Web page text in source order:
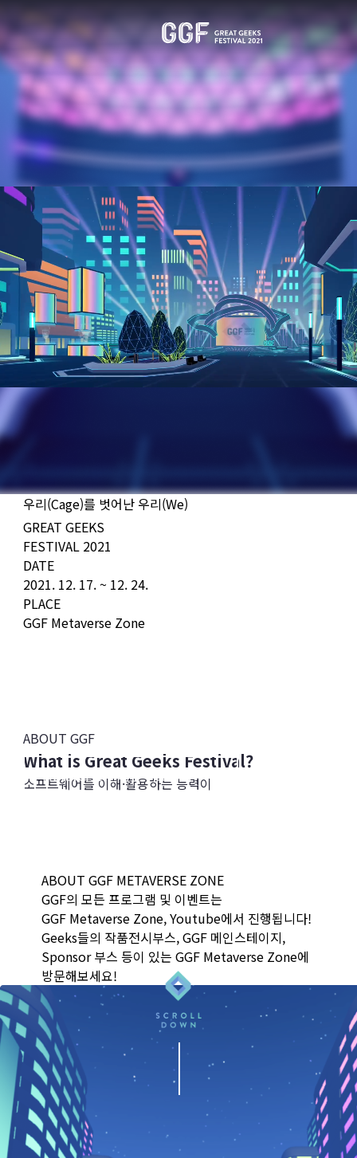
Metaverse 전시관 바로가기
우리(Cage)를 벗어난 우리(We)
GREAT GEEKS
FESTIVAL 2021
DATE
2021. 12. 17. ~ 12. 24.
PLACE
GGF Metaverse Zone
ABOUT GGF
What is Great Geeks Festival?
소프트웨어를 이해·활용하는 능력이
축제의 장입니다.
자신이 만든 작품을 소개하고 세상과 소통하는
창업가 경험을 해보세요!
GGF 2019 영상 보러가기
ABOUT GGF METAVERSE ZONE
GGF의 모든 프로그램 및 이벤트는
GGF Metaverse Zone, Youtube에서 진행됩니다!
Geeks들의 작품전시부스, GGF 메인스테이지,
Sponsor 부스 등이 있는 GGF Metaverse Zone에
방문해보세요!